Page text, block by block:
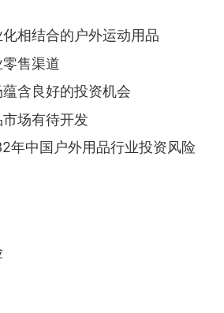
相结合的户外运动用品
售渠道
含良好的投资机会
场有待开发
年中国户外用品行业投资风险